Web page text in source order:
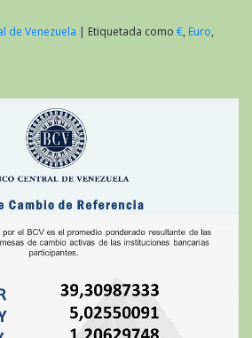
de Venezuela | Etiquetada como €, Euro,